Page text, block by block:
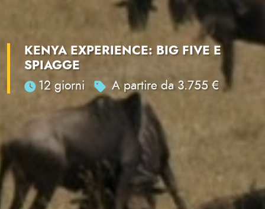
KENYA EXPERIENCE: BIG FIVE E
SPIAGGE
12 giorni
A partire da 3.755 €